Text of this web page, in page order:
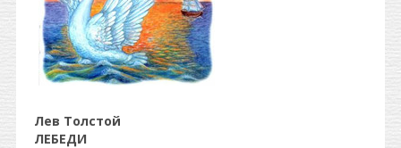
Лев Толстой
ЛЕБЕДИ